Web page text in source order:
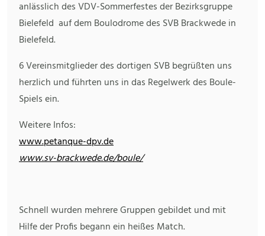
anlässlich des VDV-Sommerfestes der Bezirksgruppe
Bielefeld auf dem Boulodrome des SVB Brackwede in
Bielefeld.
6 Vereinsmitglieder des dortigen SVB begrüßten uns
herzlich und führten uns in das Regelwerk des Boule-
Spiels ein.
Weitere Infos:
www.petanque-dpv.de
www.sv-brackwede.de/boule/
Schnell wurden mehrere Gruppen gebildet und mit
Hilfe der Profis begann ein heißes Match.